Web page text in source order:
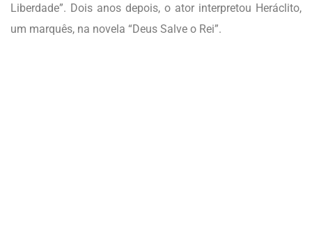
Liberdade”. Dois anos depois, o ator interpretou Heráclito,
um marquês, na novela “Deus Salve o Rei”.